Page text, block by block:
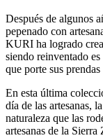
Después de algunos
pepenado con
KURI ha logrado
siendo reinventado
que porte sus
En esta última
día de las artesanas,
naturaleza que las
artesanas de la